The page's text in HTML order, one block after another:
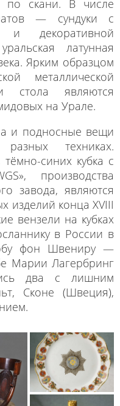
по скани. В числе
— сундуки с
и декоративной
латунная
Ярким образцом
металлической
стола являются
на Урале.
и подносные вещи
техниках.
синих кубка с
производства
завода, являются
изделий конца XVIII
вензели на кубках
в России в
фон Швениру —
Марии Лагербринг
два с лишним
Сконе (Швеция),